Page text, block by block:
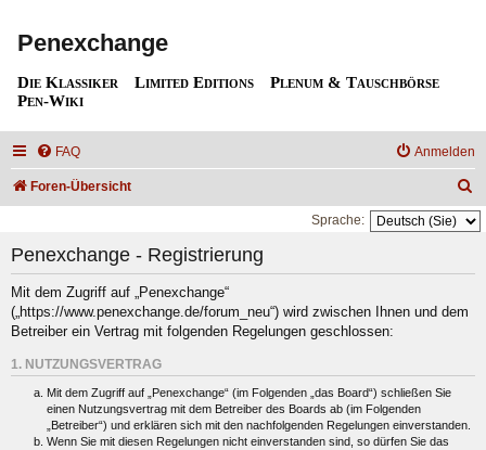
Penexchange
Die Klassiker Limited Editions
Plenum & Tauschbörse
Pen-Wiki
FAQ Anmelden
Foren-Übersicht
u
h
Sprache:
Penexchange - Registrierung
Mit dem Zugriff auf „Penexchange“
(„https://www.penexchange.de/forum_neu“) wird zwischen Ihnen und dem
Betreiber ein Vertrag mit folgenden Regelungen geschlossen:
1. NUTZUNGSVERTRAG
Mit dem Zugriff auf „Penexchange“ (im Folgenden „das Board“) schließen Sie
einen Nutzungsvertrag mit dem Betreiber des Boards ab (im Folgenden
„Betreiber“) und erklären sich mit den nachfolgenden Regelungen einverstanden.
Wenn Sie mit diesen Regelungen nicht einverstanden sind, so dürfen Sie das